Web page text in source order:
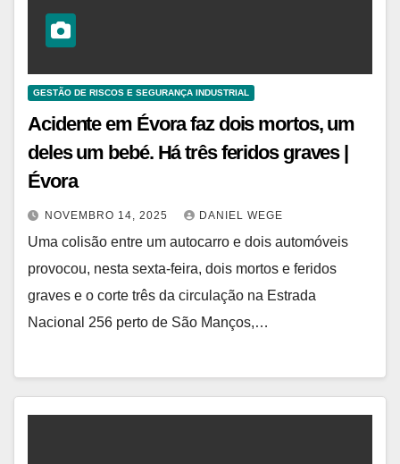
GESTÃO DE RISCOS E SEGURANÇA INDUSTRIAL
Acidente em Évora faz dois mortos, um
deles um bebé. Há três feridos graves |
Évora
NOVEMBRO 14, 2025 DANIEL WEGE
Uma colisão entre um autocarro e dois automóveis
provocou, nesta sexta-feira, dois mortos e feridos
graves e o corte três da circulação na Estrada
Nacional 256 perto de São Manços,…